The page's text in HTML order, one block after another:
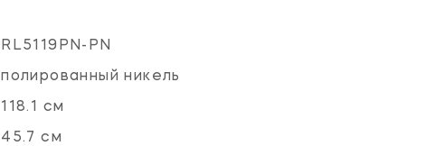
RL5119PN-PN
полированный никель
118.1 см
45.7 см